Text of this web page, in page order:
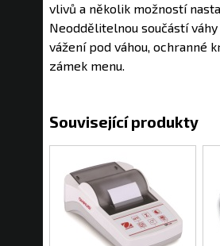
vlivů a několik možností
Neoddělitelnou součástí
vážení pod váhou, ochranné
zámek menu.
Související produkty